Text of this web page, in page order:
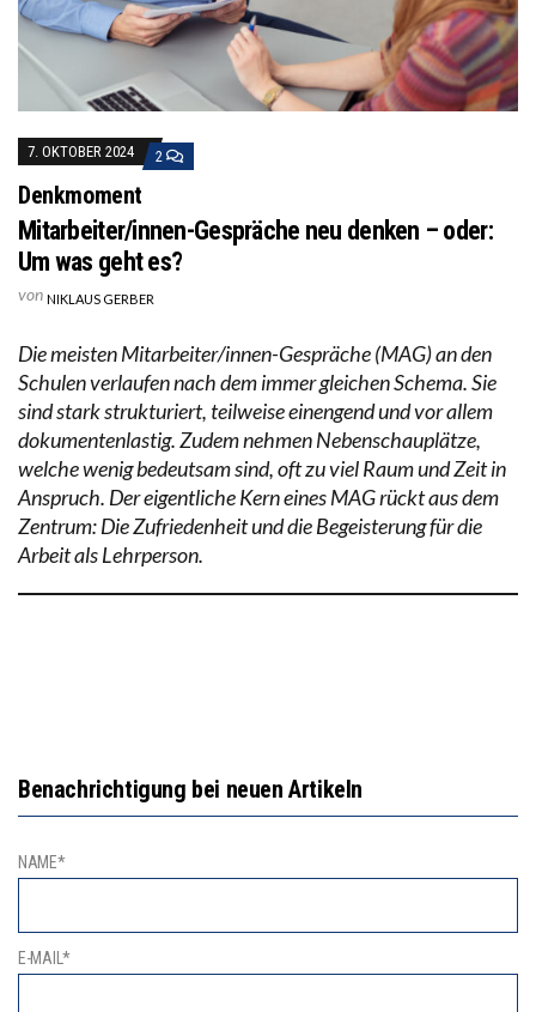
7. OKTOBER 2024 2
Denkmoment
Mitarbeiter/innen-Gespräche neu denken – oder:
Um was geht es?
von NIKLAUS GERBER
Die meisten Mitarbeiter/innen-Gespräche (MAG) an den
Schulen verlaufen nach dem immer gleichen Schema. Sie
sind stark strukturiert, teilweise einengend und vor allem
dokumentenlastig. Zudem nehmen Nebenschauplätze,
welche wenig bedeutsam sind, oft zu viel Raum und Zeit in
Anspruch. Der eigentliche Kern eines MAG rückt aus dem
Zentrum: Die Zufriedenheit und die Begeisterung für die
Arbeit als Lehrperson.
Benachrichtigung bei neuen Artikeln
NAME*
E-MAIL*